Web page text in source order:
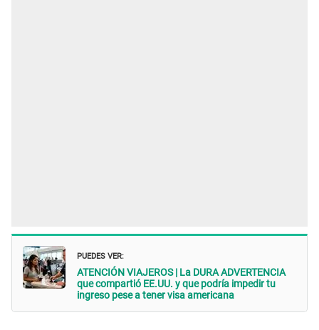
PUEDES VER:
ATENCIÓN VIAJEROS | La DURA ADVERTENCIA
que compartió EE.UU. y que podría impedir tu
ingreso pese a tener visa americana